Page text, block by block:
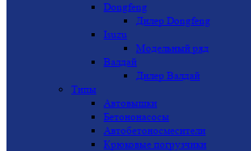
Dongfeng
Дилер Dongfeng
Isuzu
Модельный ряд
Валдай
Дилер Валдай
Типы
Автовышки
Бетононасосы
Автобетоносмесители
Крюковые погрузчики